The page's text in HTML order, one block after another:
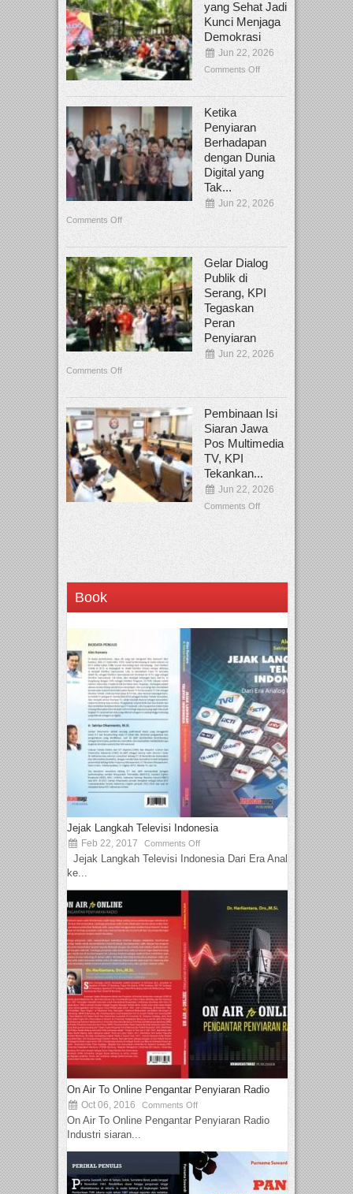
yang Sehat Jadi
Kunci Menjaga
Demokrasi
Jun 22, 2026
Comments Off
Ketika
Penyiaran
Berhadapan
dengan Dunia
Digital yang
Tak...
Jun 22, 2026
Comments Off
Gelar Dialog
Publik di
Serang, KPI
Tegaskan
Peran
Penyiaran
Jun 22, 2026
Comments Off
Pembinaan Isi
Siaran Jawa
Pos Multimedia
TV, KPI
Tekankan...
Jun 22, 2026
Comments Off
Book
Jejak Langkah Televisi Indonesia
Feb 22, 2017 Comments Off
Jejak Langkah Televisi Indonesia Dari Era Analog
ke...
On Air To Online Pengantar Penyiaran Radio
Oct 06, 2016 Comments Off
On Air To Online Pengantar Penyiaran Radio
Industri siaran...